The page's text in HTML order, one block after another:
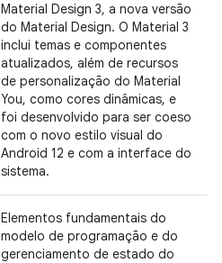
Material Design 3, a nova versão
do Material Design. O Material 3
inclui temas e componentes
atualizados, além de recursos
de personalização do Material
You, como cores dinâmicas, e
foi desenvolvido para ser coeso
com o novo estilo visual do
Android 12 e com a interface do
sistema.
Elementos fundamentais do
modelo de programação e do
gerenciamento de estado do